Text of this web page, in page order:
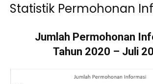
Statistik Permohonan
Jumlah Permohonan
Tahun 2020 – Juli